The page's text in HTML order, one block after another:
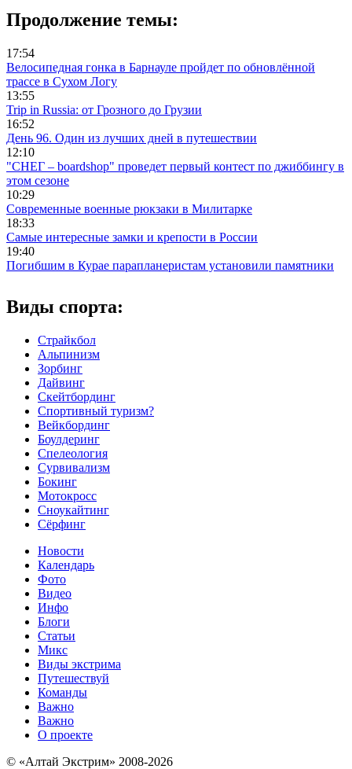
Продолжение темы:
17:54
Велосипедная гонка в Барнауле пройдет по обновлённой
трассе в Сухом Логу
13:55
Trip in Russia: от Грозного до Грузии
16:52
День 96. Один из лучших дней в путешествии
12:10
"СНЕГ – boardshop" проведет первый контест по джиббингу в
этом сезоне
10:29
Современные военные рюкзаки в Милитарке
18:33
Самые интересные замки и крепости в России
19:40
Погибшим в Курае парапланеристам установили памятники
Виды спорта:
Страйкбол
Альпинизм
Зорбинг
Дайвинг
Скейтбординг
Спортивный туризм?
Вейкбординг
Боулдеринг
Спелеология
Сурвивализм
Бокинг
Мотокросс
Сноукайтинг
Сёрфинг
Новости
Календарь
Фото
Видео
Инфо
Блоги
Статьи
Микс
Виды экстрима
Путешествуй
Команды
Важно
Важно
О проекте
© «Алтай Экстрим» 2008-2026